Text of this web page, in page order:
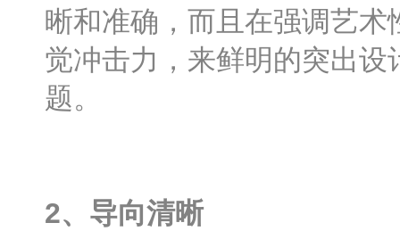
晰和准确，而且在强调艺
觉冲击力，来鲜明的突出
题。
2、导向清晰